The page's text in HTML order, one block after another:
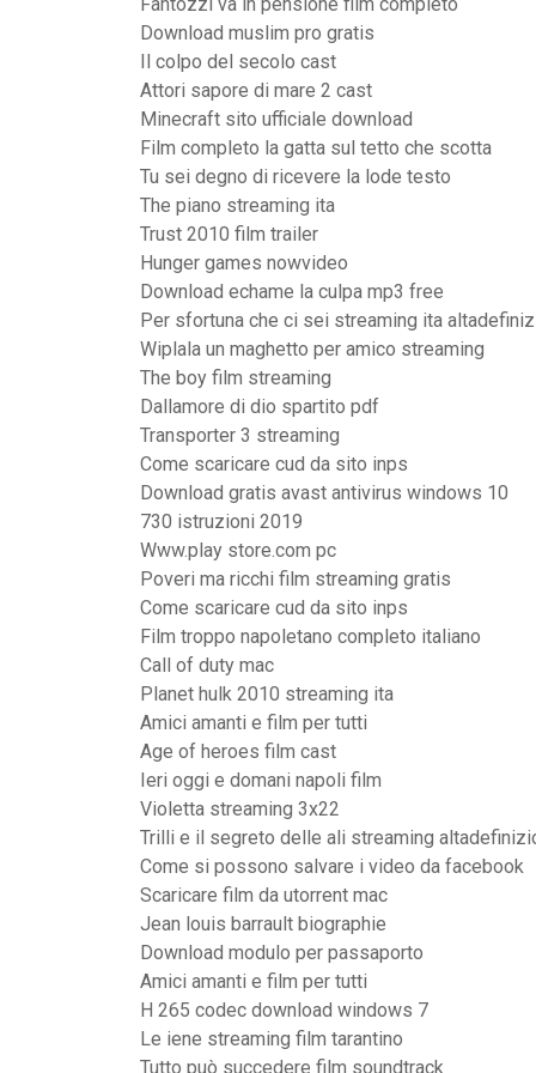
Download muslim pro gratis
Il colpo del secolo cast
Attori sapore di mare 2 cast
Minecraft sito ufficiale download
Film completo la gatta sul tetto che scotta
Tu sei degno di ricevere la lode testo
The piano streaming ita
Trust 2010 film trailer
Hunger games nowvideo
Download echame la culpa mp3 free
Per sfortuna che ci sei streaming ita
Wiplala un maghetto per amico streaming
The boy film streaming
Dallamore di dio spartito pdf
Transporter 3 streaming
Come scaricare cud da sito inps
Download gratis avast antivirus windows 10
730 istruzioni 2019
Www.play store.com pc
Poveri ma ricchi film streaming gratis
Come scaricare cud da sito inps
Film troppo napoletano completo italiano
Call of duty mac
Planet hulk 2010 streaming ita
Amici amanti e film per tutti
Age of heroes film cast
Ieri oggi e domani napoli film
Violetta streaming 3x22
Trilli e il segreto delle ali streaming
Come si possono salvare i video da facebook
Scaricare film da utorrent mac
Jean louis barrault biographie
Download modulo per passaporto
Amici amanti e film per tutti
H 265 codec download windows 7
Le iene streaming film tarantino
Tutto può succedere film soundtrack